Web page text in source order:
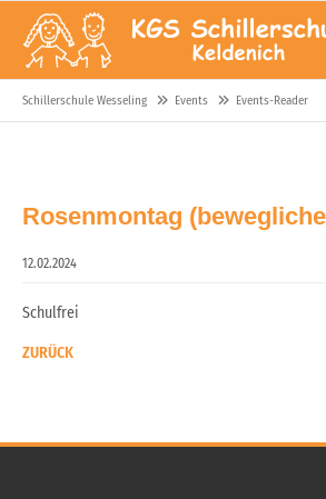
Schillerschule Wesseling Events Events-Reader
Rosenmontag
12.02.2024
Schulfrei
ZURÜCK